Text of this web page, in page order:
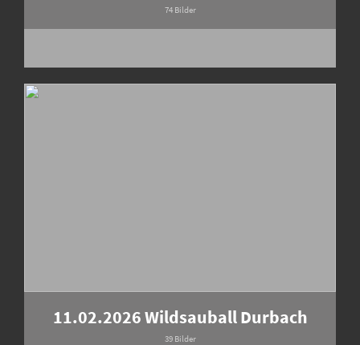
74 Bilder
11.02.2026 Wildsauball Durbach
39 Bilder